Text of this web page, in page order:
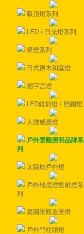
吸頂燈系列
LED / 日光燈系列
壁燈系列
日式原木和室燈
廟宇宮燈
LED鏡前燈 / 照圖燈
人體感應燈
戶外景觀照明品牌系
列
太陽能戶外燈
戶外地底燈投射燈系
列
庭園景觀造景燈
戶外門柱頭燈